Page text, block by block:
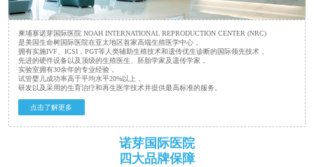
柬埔寨诺芽国际医院 NOAH INTERNATIONAL REPRODUCTION CENTER (NRC)
是美国生命树国际医院在亚太地区首家高端生殖医学中心，
拥有实施IVF、ICSI，PGT等人类辅助生殖技术和遗传优生诊断的国际领先技术，
先进的硬件设备以及顶级的生殖医生、胚胎学家及遗传学家，
实验室拥有30余年的专业经验，
试管婴儿成功率高于平均水平20%以上，
研发以及采用的生育治疗和再生医学技术并提供最高标准的服务。
点击了解更多
诺芽国际医院
四大品牌保障